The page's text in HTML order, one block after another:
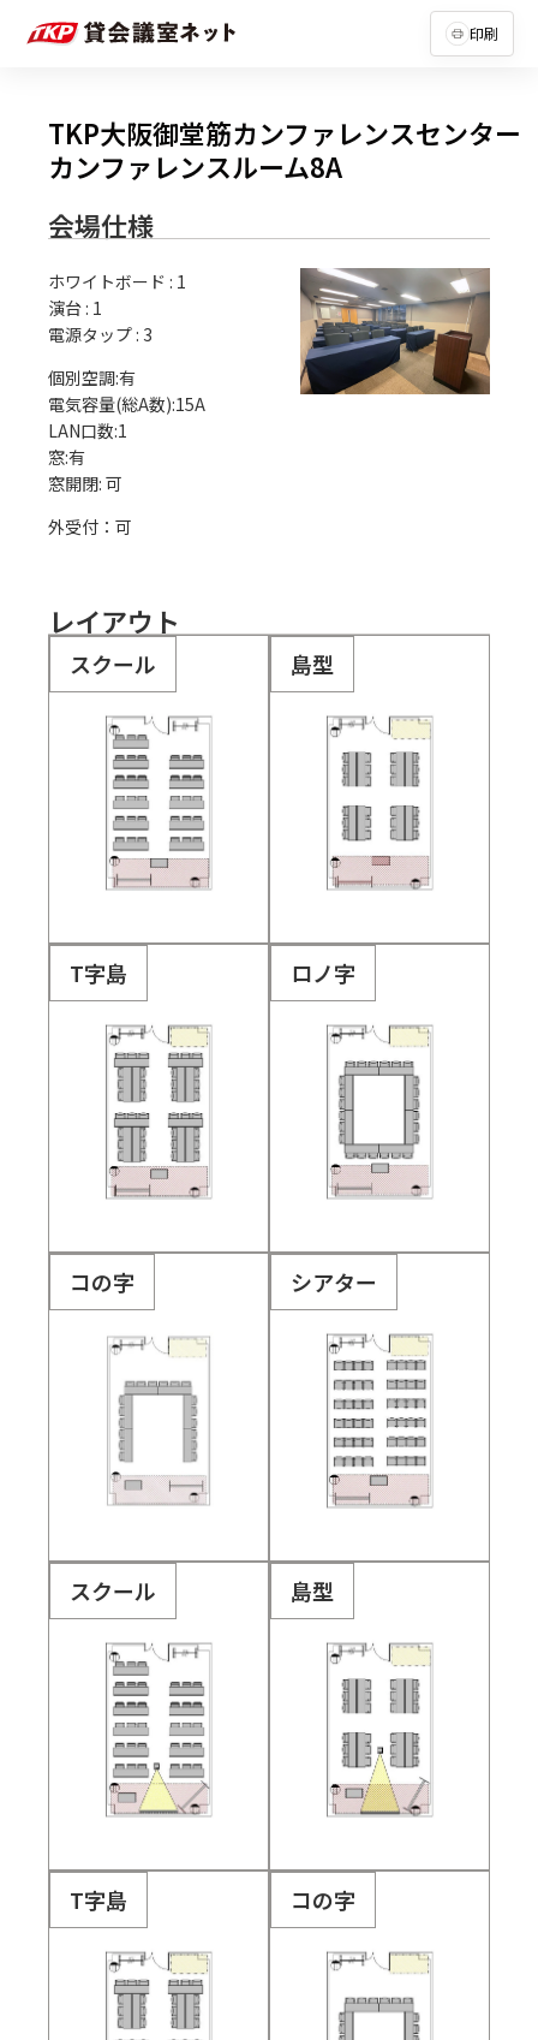
印刷
TKP大阪御堂筋カンファレンスセンター
カンファレンスルーム8A
会場仕様
ホワイトボード : 1
演台 : 1
電源タップ : 3
個別空調:有
電気容量(総A数):15A
LAN口数:1
窓:有
外受付：可
レイアウト
スクール 島型
T字島 ロノ字
コの字 シアター
スクール 島型
T字島 コの字